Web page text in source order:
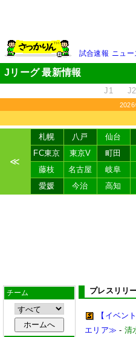
試合速報 ニュー
Jリーグ 最新情報
J1 J2
2026
≪
札幌 八戸 仙台
FC東京
東京V 町田
藤枝
名古屋 岐阜
愛媛
今治 高知
チーム プレスリリ
【イベン
エリア≫ - 清